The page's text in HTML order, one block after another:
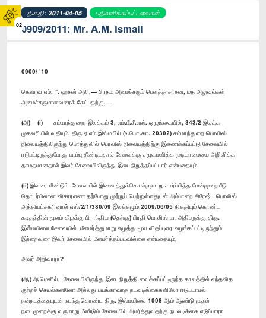
02
திகதி: 2011-04-05 பதிலளிக்கப்பட்டவைகள்
0909/2011: Mr. A.M. Ismail
0909/ ’10
கெளரவ எம். ரீ. ஹசன் அலி,— பிரதம அமைச்சரும் பெளத்த சாசன, மத அலுவல்கள்
அமைச்சருமானவரைக் கேட்பதற்கு,—
(அ) (i) சம்மாந்துறை, இலக்கம் 3, எம்.பீ.சீ.எஸ். ஒழுங்கையில், 343/2 இலக்க
முகவரியில் வதியும், திரு.ஏ.எம்.இஸ்மயில் (உ.பொ.கா. 20302) சம்மாந்துறை பொலிஸ்
நிலையத்திலிருந்து பொத்துவில் பொலிஸ் நிலையத்திற்கு இணைக்கப்பட்டு சேவையில்
ஈடுபட்டிருந்துபோது பாம்பு தீண்டியதால் சேவைக்கு சமூகமளிக்க முடியாமையை அறிவிக்க
தாமதமானதால் இவர் சேவையிலிருந்து இடைநிறுத்தப்பட்டார் என்பதையும்,
(ii) இவரை மீண்டும் சேவையில் இணைத்துக்கொள்ளுமாறு சமர்ப்பித்த மேன்முறையீடு
தொடர்பிலான விசாரணை தற்போது முற்றுப் பெற்றுள்ளதுடன் அம்பாறை சிரேஷ்ட பொலிஸ்
அத்தியட்சகரினால் எஸ்/2/1/380/09 இலக்கமும் 2009/06/05 திகதியும் கொண்ட
கடிதத்தின் மூலம் கிழக்கு பிராந்திய (தெற்கு) பிரதி பொலிஸ் மா அதிபருக்கு திரு.
இஸ்மயிலை சேவையில் மீளமர்த்துமாறு எழுத்து மூல விதப்புரை வழங்கப்பட்டிருந்தும்
இற்றைவரை இவர் சேவையில் மீளமர்த்தப்படவில்லை என்பதையும்,
அவர் அறிவாரா?
(ஆ) ஆமெனில், சேவையிலிருந்து இடைநிறுத்தி வைக்கப்பட்டிருந்த காலத்தில் எந்தவித
குற்றச் செயல்களிலோ அல்லது பயங்கரவாத நடவடிக்கைகளிலோ ஈடுபடாமல்
நன்நடத்தையுடன் நடந்துகொண்ட திரு. இஸ்மயிலை 1998 ஆம் ஆண்டு முதல்
நடைமுறைக்கு வருமாறு மீண்டும் சேவையில் அமர்த்துவதற்கு நடவடிக்கை எடுப்பாரா